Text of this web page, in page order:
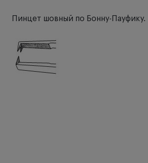
Пинцет шовный по Бонну-Пауфику.